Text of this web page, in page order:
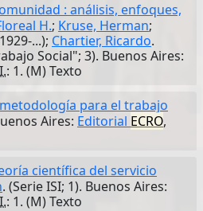
: análisis, enfoques,
H.; Kruse, Herman;
...); Chartier, Ricardo.
Social"; 3). Buenos Aires:
: 1. (M) Texto
para el trabajo
Aires: Editorial ECRO,
científica del servicio
. (Serie ISI; 1). Buenos Aires:
: 1. (M) Texto